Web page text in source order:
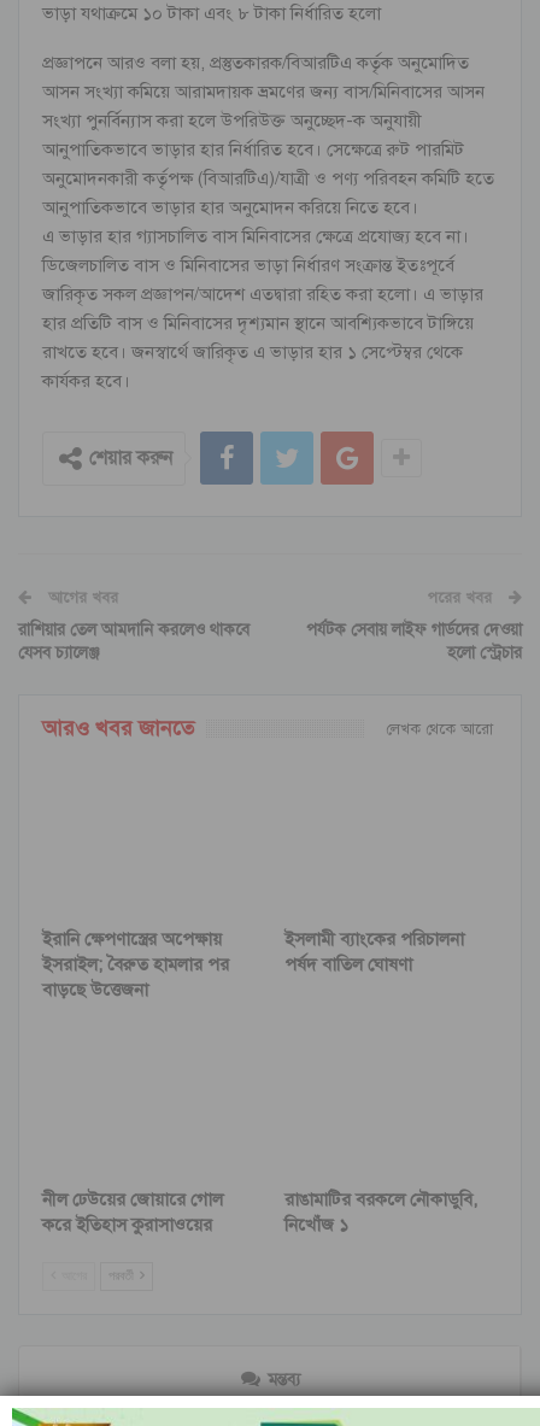
ভাড়া যথাক্রমে ১০ টাকা এবং ৮ টাকা নির্ধারিত হলো
প্রজ্ঞাপনে আরও বলা হয়, প্রস্তুতকারক/বিআরটিএ কর্তৃক অনুমোদিত
আসন সংখ্যা কমিয়ে আরামদায়ক ভ্রমণের জন্য বাস/মিনিবাসের আসন
সংখ্যা পুনর্বিন্যাস করা হলে উপরিউক্ত অনুচ্ছেদ-ক অনুযায়ী
আনুপাতিকভাবে ভাড়ার হার নির্ধারিত হবে। সেক্ষেত্রে রুট পারমিট
অনুমোদনকারী কর্তৃপক্ষ (বিআরটিএ)/যাত্রী ও পণ্য পরিবহন কমিটি হতে
আনুপাতিকভাবে ভাড়ার হার অনুমোদন করিয়ে নিতে হবে।
এ ভাড়ার হার গ্যাসচালিত বাস মিনিবাসের ক্ষেত্রে প্রযোজ্য হবে না।
ডিজেলচালিত বাস ও মিনিবাসের ভাড়া নির্ধারণ সংক্রান্ত ইতঃপূর্বে
জারিকৃত সকল প্রজ্ঞাপন/আদেশ এতদ্বারা রহিত করা হলো। এ ভাড়ার
হার প্রতিটি বাস ও মিনিবাসের দৃশ্যমান স্থানে আবশ্যিকভাবে টাঙ্গিয়ে
রাখতে হবে। জনস্বার্থে জারিকৃত এ ভাড়ার হার ১ সেপ্টেম্বর থেকে
কার্যকর হবে।
শেয়ার করুন
আগের খবর
রাশিয়ার তেল আমদানি করলেও থাকবে
যেসব চ্যালেঞ্জ
পরের খবর
পর্যটক সেবায় লাইফ গার্ডদের দেওয়া
হলো স্ট্রেচার
আরও খবর জানতে লেখক থেকে আরো
ইরানি ক্ষেপণাস্ত্রের অপেক্ষায়
ইসরাইল; বৈরুত হামলার পর
বাড়ছে উত্তেজনা
ইসলামী ব্যাংকের পরিচালনা
পর্ষদ বাতিল ঘোষণা
নীল ঢেউয়ের জোয়ারে গোল
করে ইতিহাস কুরাসাওয়ের
রাঙামাটির বরকলে নৌকাডুবি,
নিখোঁজ ১
পরবর্তী
মন্তব্য